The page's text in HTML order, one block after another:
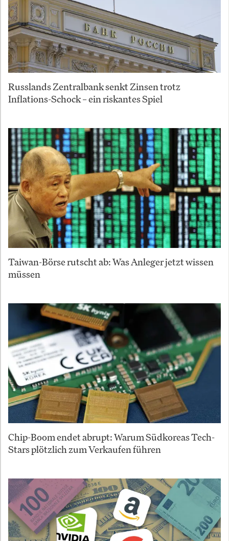
Russlands Zentralbank senkt Zinsen trotz
Inflations-Schock – ein riskantes Spiel
Taiwan-Börse rutscht ab: Was Anleger jetzt wissen
müssen
Chip-Boom endet abrupt: Warum Südkoreas Tech-
Stars plötzlich zum Verkaufen führen